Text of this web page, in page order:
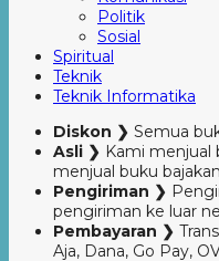
Politik
Sosial
Spiritual
Teknik
Teknik Informatika
Diskon ❯ Semua
Asli ❯ Kami menjual
menjual buku
Pengiriman ❯
pengiriman ke luar
Pembayaran ❯
Aja, Dana, Go Pay,